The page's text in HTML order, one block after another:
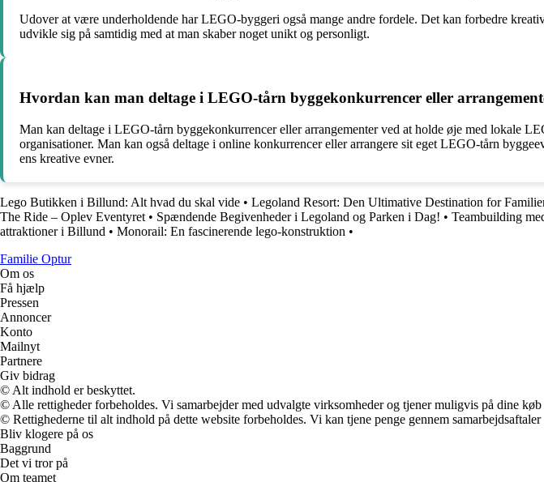
Udover at være underholdende har LEGO-byggeri også mange andre fordele. Det kan forbedre
udvikle sig på samtidig med at man skaber noget unikt og personligt.
Hvordan kan man deltage i LEGO-tårn byggekonkurrencer eller
Man kan deltage i LEGO-tårn byggekonkurrencer eller arrangementer ved at holde øje med lokale
organisationer. Man kan også deltage i online konkurrencer eller arrangere sit eget LEGO-tårn
ens kreative evner.
Lego Butikken i Billund: Alt hvad du skal vide • Legoland Resort: Den Ultimative Destination for
The Ride – Oplev Eventyret • Spændende Begivenheder i Legoland og Parken i Dag! • Teambuilding
attraktioner i Billund • Monorail: En fascinerende lego-konstruktion •
Familie Optur
Om os
Få hjælp
Pressen
Annoncer
Konto
Mailnyt
Partnere
Giv bidrag
© Alt indhold er beskyttet.
© Alle rettigheder forbeholdes. Vi samarbejder med udvalgte virksomheder og tjener muligvis på dine
© Rettighederne til alt indhold på dette website forbeholdes. Vi kan tjene penge gennem
Bliv klogere på os
Baggrund
Det vi tror på
Om teamet